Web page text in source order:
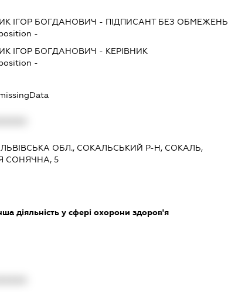
ІГОР БОГДАНОВИЧ - ПІДПИСАНТБЕЗ ОБМЕЖЕНЬ
-
ІГОР БОГДАНОВИЧ - КЕРІВНИК
-
ОБЛ., СОКАЛЬСЬКИЙ Р-Н, СОКАЛЬ,
СОНЯЧНА, 5
діяльність у сфері охорони здоров'я